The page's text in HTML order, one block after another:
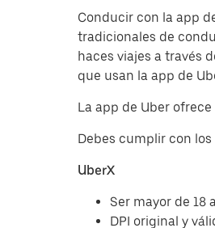
Conducir con la app
tradicionales de
haces viajes a través
que usan la app de
La app de Uber
Debes cumplir con
UberX
Ser mayor de 18
DPI original y